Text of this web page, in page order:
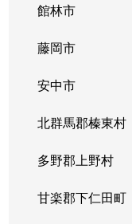
館林市
藤岡市
安中市
北群馬郡榛東村
多野郡上野村
甘楽郡下仁田町